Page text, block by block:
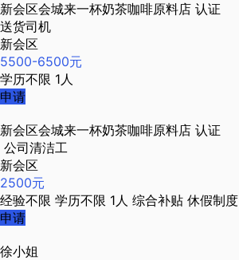
新会区会城来一杯奶茶咖啡原料店 认证
送货司机
新会区
5500-6500元
学历不限 1人
申请
新会区会城来一杯奶茶咖啡原料店 认证
公司清洁工
新会区
2500元
经验不限 学历不限 1人 综合补贴 休假制度
申请
徐小姐